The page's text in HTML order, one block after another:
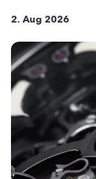
2. Aug 2026